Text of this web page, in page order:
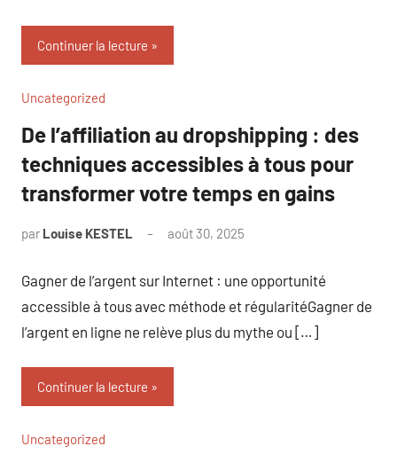
Continuer la lecture
Uncategorized
De l’affiliation au dropshipping : des
techniques accessibles à tous pour
transformer votre temps en gains
par Louise KESTEL août 30, 2025
Gagner de l’argent sur Internet : une opportunité
accessible à tous avec méthode et régularitéGagner de
l’argent en ligne ne relève plus du mythe ou […]
Continuer la lecture
Uncategorized